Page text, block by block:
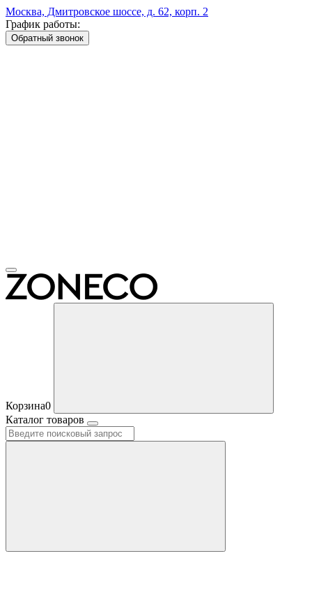
Москва, Дмитровское шоссе, д. 62, корп. 2
График работы:
Обратный звонок
Корзина0
Каталог товаров